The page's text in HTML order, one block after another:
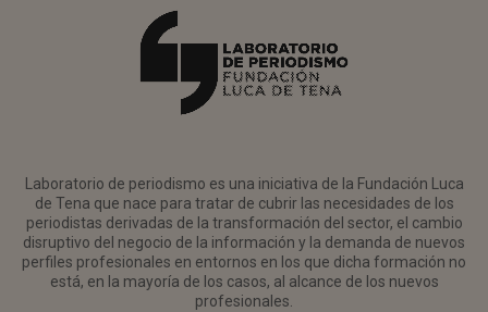
Laboratorio de periodismo es una iniciativa de la Fundación Luca
de Tena que nace para tratar de cubrir las necesidades de los
periodistas derivadas de la transformación del sector, el cambio
disruptivo del negocio de la información y la demanda de nuevos
perfiles profesionales en entornos en los que dicha formación no
está, en la mayoría de los casos, al alcance de los nuevos
profesionales.